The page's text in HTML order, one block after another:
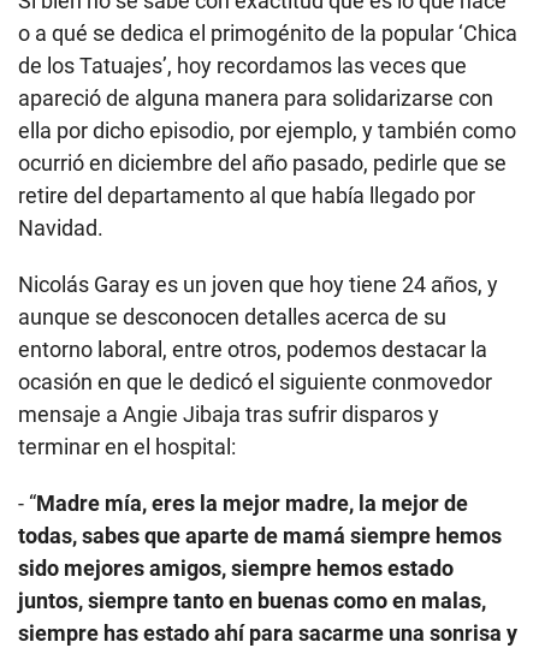
o a qué se dedica el primogénito de la popular ‘Chica
de los Tatuajes’, hoy recordamos las veces que
apareció de alguna manera para solidarizarse con
ella por dicho episodio, por ejemplo, y también como
ocurrió en diciembre del año pasado, pedirle que se
retire del departamento al que había llegado por
Navidad.
Nicolás Garay es un joven que hoy tiene 24 años, y
aunque se desconocen detalles acerca de su
entorno laboral, entre otros, podemos destacar la
ocasión en que le dedicó el siguiente conmovedor
mensaje a Angie Jibaja tras sufrir disparos y
terminar en el hospital:
- “Madre mía, eres la mejor madre, la mejor de
todas, sabes que aparte de mamá siempre hemos
sido mejores amigos, siempre hemos estado
juntos, siempre tanto en buenas como en malas,
siempre has estado ahí para sacarme una sonrisa y